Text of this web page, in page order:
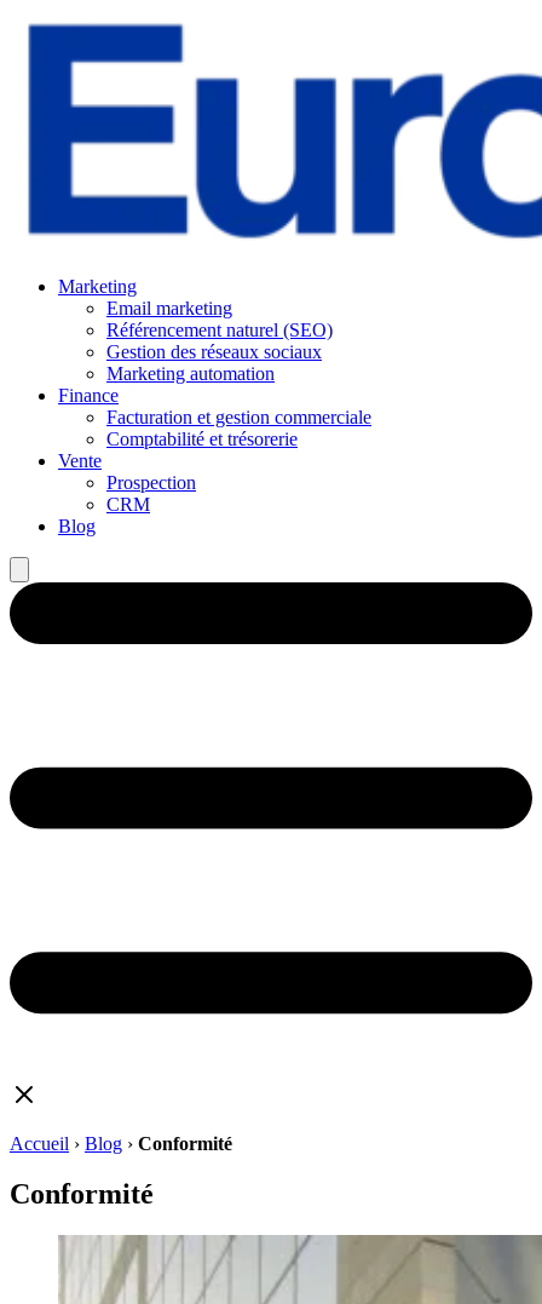
Marketing
Email marketing
Référencement naturel (SEO)
Gestion des réseaux sociaux
Marketing automation
Finance
Facturation et gestion commerciale
Comptabilité et trésorerie
Vente
Prospection
CRM
Blog
Accueil › Blog › Conformité
Conformité